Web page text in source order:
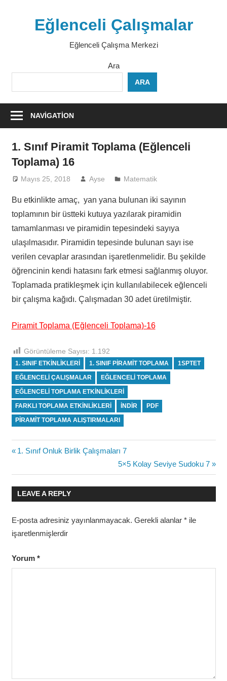
Eğlenceli Çalışmalar
Eğlenceli Çalışma Merkezi
Ara
ARA
NAVIGATION
1. Sınıf Piramit Toplama (Eğlenceli
Toplama) 16
Mayıs 25, 2018 Ayse Matematik
Bu etkinlikte amaç, yan yana bulunan iki sayının
toplamının bir üstteki kutuya yazılarak piramidin
tamamlanması ve piramidin tepesindeki sayıya
ulaşılmasıdır. Piramidin tepesinde bulunan sayı ise
verilen cevaplar arasından işaretlenmelidir. Bu şekilde
öğrencinin kendi hatasını fark etmesi sağlanmış oluyor.
Toplamada pratikleşmek için kullanılabilecek eğlenceli
bir çalışma kağıdı. Çalışmadan 30 adet üretilmiştir.
Piramit Toplama (Eğlenceli Toplama)-16
Görüntüleme Sayısı: 1.192
1. SINIF ETKINLIKLERI 1. SINIF PIRAMIT TOPLAMA 1SPTET
EĞLENCELI ÇALIŞMALAR EĞLENCELI TOPLAMA
EĞLENCELI TOPLAMA ETKINLIKLERI
FARKLI TOPLAMA ETKINLIKLERI INDIR PDF
PIRAMIT TOPLAMA ALIŞTIRMALARI
Yazı
gezinmesi
Previous
1. Sınıf Onluk Birlik Çalışmaları 7
Next
Post:
5×5 Kolay Seviye Sudoku 7
LEAVE A REPLY
E-posta adresiniz yayınlanmayacak. Gerekli alanlar *ile
işaretlenmişlerdir
Yorum *